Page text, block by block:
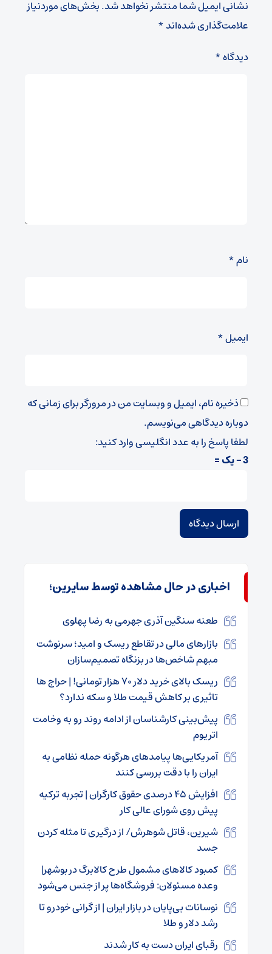
نشانی ایمیل شما منتشر نخواهد شد.بخش‌های موردنیاز
علامت‌گذاری شده‌اند*
دیدگاه*
نام*
ایمیل*
ذخیره نام، ایمیل و وبسایت من در مرورگر برای زمانی که
دوباره دیدگاهی می‌نویسم.
لطفا پاسخ را به عدد انگلیسی وارد کنید:
3 − یک =
اخباری در حال مشاهده توسط سایرین؛
طعنه سنگین آذری جهرمی به رضا پهلوی
بازارهای مالی در تقاطع ریسک و امید؛ سرنوشت
مبهم شاخص‌ها در بزنگاه تصمیم‌سازان
ریسک بالای خرید دلار ۷۰ هزار تومانی! | حراج ها
تاثیری بر کاهش قیمت طلا و سکه ندارد؟
پیش‌بینی کارشناسان از ادامه روند رو به وخامت
اتریوم
آمریکایی‌ها پیامدهای هرگونه حمله نظامی به
ایران را با دقت بررسی کنند
افزایش ۴۵ درصدی حقوق کارگران | تجربه ترکیه
پیش روی شورای عالی کار
شیرین، قاتل شوهرش/ از درگیری تا مثله کردن
جسد
کمبود کالاهای مشمول طرح کالابرگ در بوشهر|
وعده مسئولان: فروشگاه‌ها پر از جنس می‌شود
نوسانات بی‌پایان در بازار ایران | از گرانی خودرو تا
رشد دلار و طلا
رقبای ایران دست به کار شدند